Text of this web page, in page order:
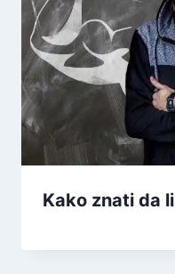
Kako znati da